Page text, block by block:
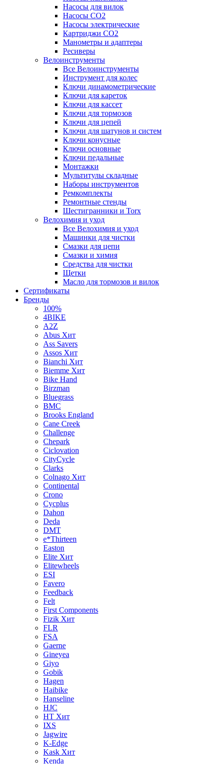
Насосы для вилок
Насосы CO2
Насосы электрические
Картриджи CO2
Манометры и адаптеры
Ресиверы
Велоинструменты
Все Велоинструменты
Инструмент для колес
Ключи динамометрические
Ключи для кареток
Ключи для кассет
Ключи для тормозов
Ключи для цепей
Ключи для шатунов и систем
Ключи конусные
Ключи основные
Ключи педальные
Монтажки
Мультитулы складные
Наборы инструментов
Ремкомплекты
Ремонтные стенды
Шестигранники и Torx
Велохимия и уход
Все Велохимия и уход
Машинки для чистки
Смазки для цепи
Смазки и химия
Средства для чистки
Щетки
Масло для тормозов и вилок
Сертификаты
Бренды
100%
4BIKE
A2Z
Abus Хит
Ass Savers
Assos Хит
Bianchi Хит
Biemme Хит
Bike Hand
Birzman
Bluegrass
BMC
Brooks England
Cane Creek
Challenge
Chepark
Ciclovation
CityCycle
Clarks
Colnago Хит
Continental
Crono
Cycplus
Dahon
Deda
DMT
e*Thirteen
Easton
Elite Хит
Elitewheels
ESI
Favero
Feedback
Felt
First Components
Fizik Хит
FLR
FSA
Gaerne
Gineyea
Giyo
Gobik
Hagen
Haibike
Hanseline
HJC
HT Хит
IXS
Jagwire
K-Edge
Kask Хит
Kenda